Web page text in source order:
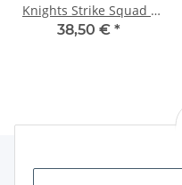
Knights Strike Squad -
teilweise bemalt
38,50 € *